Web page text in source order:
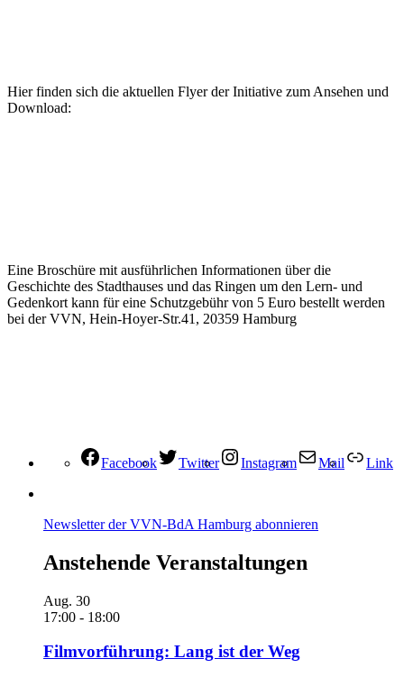
Hier finden sich die aktuellen Flyer der Initiative zum Ansehen und
Download:
Eine Broschüre mit ausführlichen Informationen über die
Geschichte des Stadthauses und das Ringen um den Lern- und
Gedenkort kann für eine Schutzgebühr von 5 Euro bestellt werden
bei der VVN, Hein-Hoyer-Str.41, 20359 Hamburg
Facebook Twitter Instagram Mail Link
Newsletter der VVN-BdA Hamburg abonnieren
Anstehende Veranstaltungen
Aug. 30
17:00 - 18:00
Filmvorführung: Lang ist der Weg